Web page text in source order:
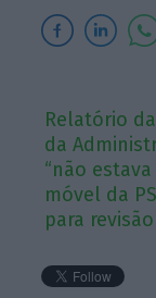
Relatório
da
“não
móvel da
para